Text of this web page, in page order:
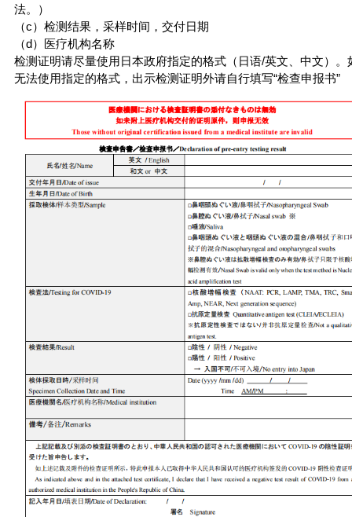
法。）
（c）检测结果，采样时间，交付日期
（d）医疗机构名称
检测证明请尽量使用日本政府指定的格式 （ 日语/英文 中文）
。
无法使用指定的格式，出示检测证明外请自行填写“检查申报书”